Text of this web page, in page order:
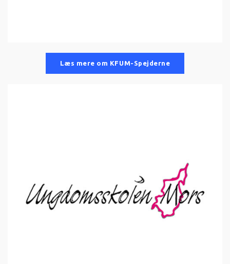
Læs mere om KFUM-Spejderne